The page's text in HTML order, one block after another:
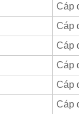
Cáp
Cáp
Cáp
Cáp
Cáp
Cáp